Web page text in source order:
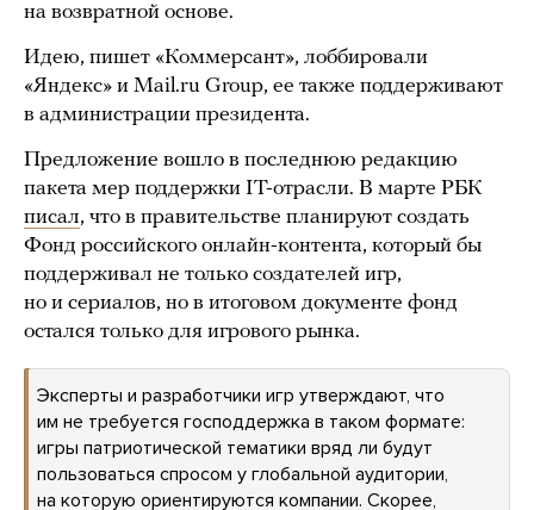
на возвратной основе.
Идею, пишет «Коммерсант», лоббировали
«Яндекс» и Mail.ru Group, ее также поддерживают
в администрации президента.
Предложение вошло в последнюю редакцию
пакета мер поддержки IT-отрасли. В марте РБК
писал, что в правительстве планируют создать
Фонд российского онлайн-контента, который бы
поддерживал не только создателей игр,
но и сериалов, но в итоговом документе фонд
остался только для игрового рынка.
Эксперты и разработчики игр утверждают, что
им не требуется господдержка в таком формате:
игры патриотической тематики вряд ли будут
пользоваться спросом у глобальной аудитории,
на которую ориентируются компании. Скорее,